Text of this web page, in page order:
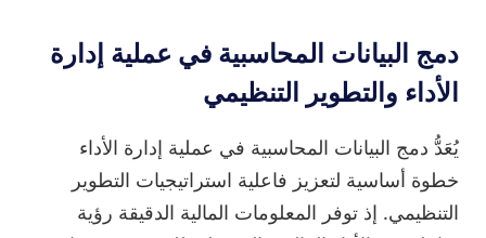
دمج البيانات المحاسبية في عملية إدارة
الأداء والتطوير التنظيمي
يُعَدُّ دمج البيانات المحاسبية في عملية إدارة الأداء
خطوة أساسية لتعزيز فاعلية استراتيجيات التطوير
التنظيمي. إذ توفر المعلومات المالية الدقيقة رؤية